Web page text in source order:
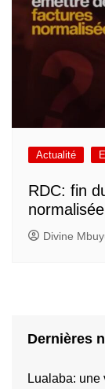
Actualité
RDC: fin
normalisée
Divine
Dernières
Lualaba: une